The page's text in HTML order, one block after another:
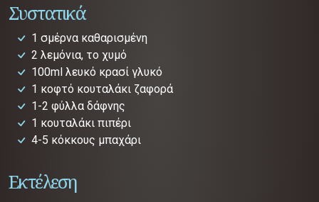
Συστατικά
1 σμέρνα καθαρισμένη
2 λεμόνια, το χυμό
100ml λευκό κρασί γλυκό
1 κοφτό κουταλάκι ζαφορά
1-2 φύλλα δάφνης
1 κουταλάκι πιπέρι
4-5 κόκκους μπαχάρι
Εκτέλεση